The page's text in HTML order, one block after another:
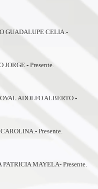
CELIA.-
Presente.
ALBERTO.-
Presente.
MAYELA- Presente.